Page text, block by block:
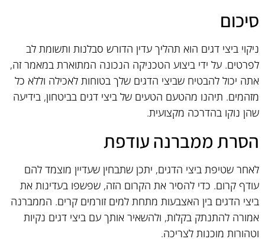
סיכום
ניקוי ביצי דגים הוא תהליך עדין הדורש סבלנות ותשומת לב
לפרטים. על ידי ביצוע הטכניקה הנכונה המתוארת במאמר זה,
אתה יכול להבטיח שביצי הדגים שלך בטוחות לאכילה וללא כל
מזהמים. תיהנו מהטעם הטעים של ביצי דגים בביטחון, בידיעה
שהן נוקו בהדרכה מקצועית.
הסרת ממברנה עודפת
לאחר שטיפת ביצי הדגים, יתכן שתבחין שעדיין מוצמד להם
עודף קרום. כדי להסיר את הקרום הזה, שפשפו בעדינות את
ביצי הדגים בין האצבעות מתחת למים זורמים קרים. הממברנה
אמורה להתנתק בקלות, ולהשאיר אותך עם ביצי דגים נקיות
וטהורות מוכנות לצריכה.